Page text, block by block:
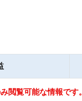
閲覧可能な情報です。